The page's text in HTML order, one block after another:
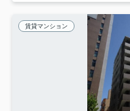
賃貸マンション